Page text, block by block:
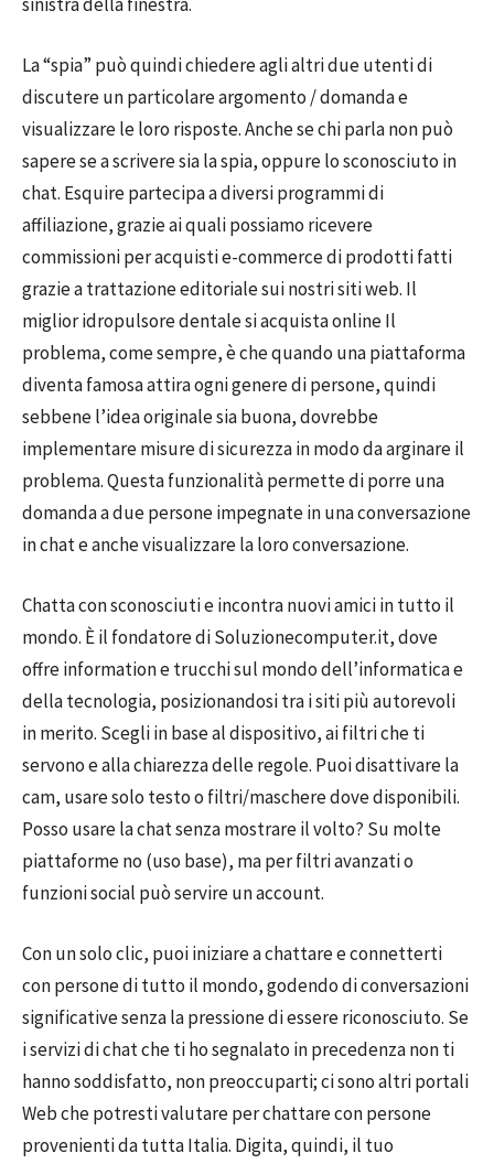
La “spia” può quindi chiedere agli altri due utenti di
discutere un particolare argomento / domanda e
visualizzare le loro risposte. Anche se chi parla non può
sapere se a scrivere sia la spia, oppure lo sconosciuto in
chat. Esquire partecipa a diversi programmi di
affiliazione, grazie ai quali possiamo ricevere
commissioni per acquisti e-commerce di prodotti fatti
grazie a trattazione editoriale sui nostri siti web. Il
miglior idropulsore dentale si acquista online Il
problema, come sempre, è che quando una piattaforma
diventa famosa attira ogni genere di persone, quindi
sebbene l’idea originale sia buona, dovrebbe
implementare misure di sicurezza in modo da arginare il
problema. Questa funzionalità permette di porre una
domanda a due persone impegnate in una conversazione
in chat e anche visualizzare la loro conversazione.
Chatta con sconosciuti e incontra nuovi amici in tutto il
mondo. È il fondatore di Soluzionecomputer.it, dove
offre information e trucchi sul mondo dell’informatica e
della tecnologia, posizionandosi tra i siti più autorevoli
in merito. Scegli in base al dispositivo, ai filtri che ti
servono e alla chiarezza delle regole. Puoi disattivare la
cam, usare solo testo o filtri/maschere dove disponibili.
Posso usare la chat senza mostrare il volto? Su molte
piattaforme no (uso base), ma per filtri avanzati o
funzioni social può servire un account.
Con un solo clic, puoi iniziare a chattare e connetterti
con persone di tutto il mondo, godendo di conversazioni
significative senza la pressione di essere riconosciuto. Se
i servizi di chat che ti ho segnalato in precedenza non ti
hanno soddisfatto, non preoccuparti; ci sono altri portali
Web che potresti valutare per chattare con persone
provenienti da tutta Italia. Digita, quindi, il tuo